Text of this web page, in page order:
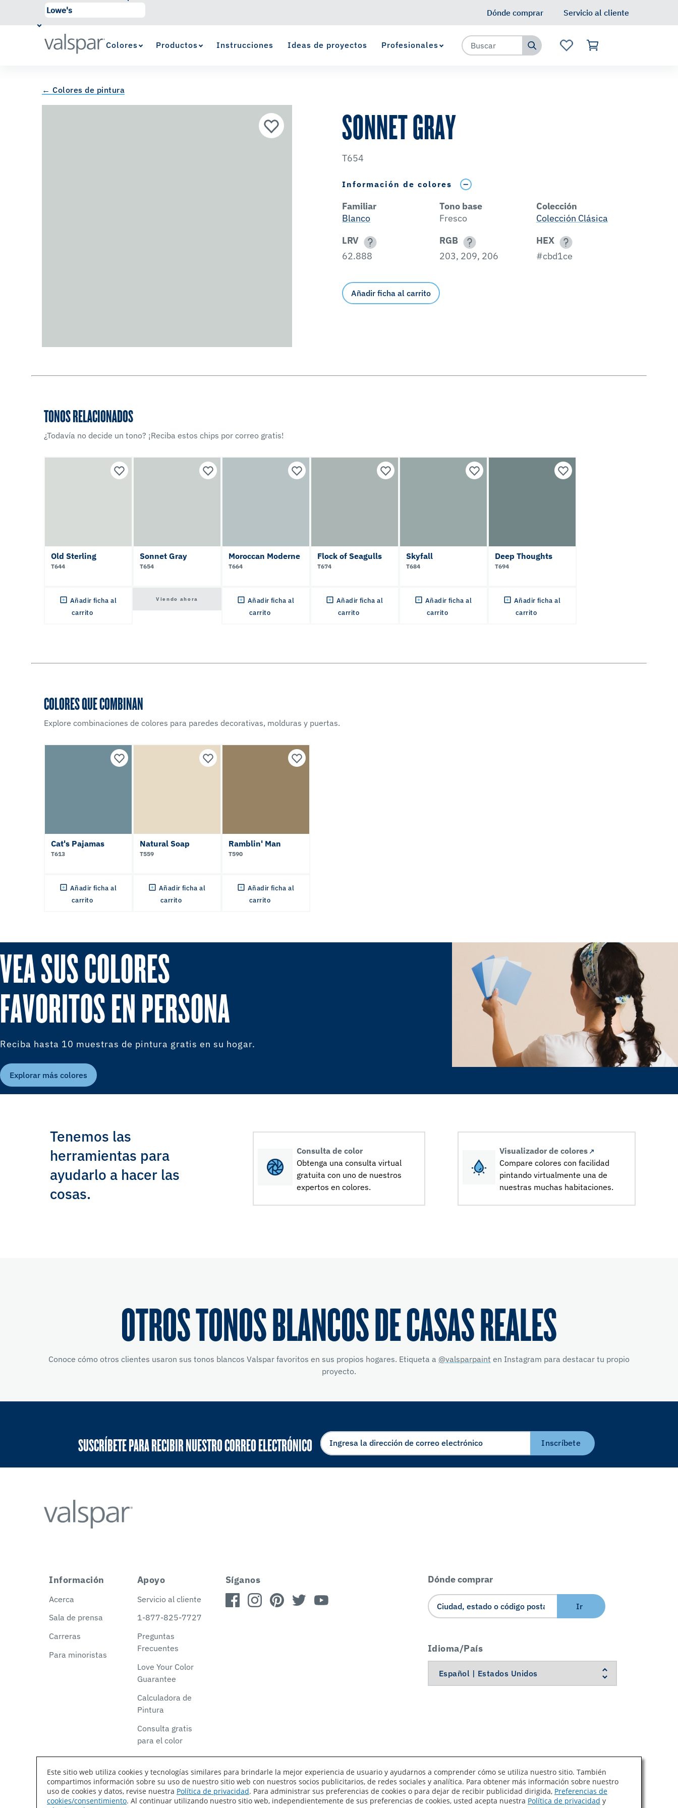
Dónde comprar
Servicio al cliente
Colores Productos Instrucciones Ideas de proyectos Profesionales
← Colores de pintura
SONNET GRAY
T654
Información de colores
Familiar
Blanco
Tono base
Fresco
Colección
Colección Clásica
LRV
62.888
RGB
203, 209, 206
HEX
#cbd1ce
Añadir ficha al carrito
TONOS RELACIONADOS
¿Todavía no decide un tono? ¡Reciba estos chips por correo gratis!
Old Sterling
T644
Añadir ficha al
carrito
Sonnet Gray
T654
Viendo ahora
Moroccan Moderne
T664
Añadir ficha al
carrito
Flock of Seagulls
T674
Añadir ficha al
carrito
Skyfall
T684
Añadir ficha al
carrito
Deep Thoughts
T694
Añadir ficha al
carrito
COLORES QUE COMBINAN
Explore combinaciones de colores para paredes decorativas, molduras y puertas.
Cat's Pajamas
T613
Añadir ficha al
carrito
Natural Soap
T559
Añadir ficha al
carrito
Ramblin' Man
T590
Añadir ficha al
carrito
VEA SUS COLORES
FAVORITOS EN PERSONA
Reciba hasta 10 muestras de pintura gratis en su hogar.
Explorar más colores
Tenemos las
herramientas para
ayudarlo a hacer las
cosas.
Consulta de color
Obtenga una consulta virtual
gratuita con uno de nuestros
expertos en colores.
Visualizador de colores
Compare colores con facilidad
pintando virtualmente una de
nuestras muchas habitaciones.
OTROS TONOS BLANCOS DE CASAS REALES
Conoce cómo otros clientes usaron sus tonos blancos Valspar favoritos en sus propios hogares. Etiqueta a @valsparpaint en Instagram para destacar tu propio
proyecto.
SUSCRÍBETE PARA RECIBIR NUESTRO CORREO ELECTRÓNICO Inscríbete
Información
Acerca
Sala de prensa
Carreras
Para minoristas
Apoyo
Servicio al cliente
1-877-825-7727
Preguntas
Frecuentes
Love Your Color
Guarantee
Calculadora de
Pintura
Consulta gratis
para el color
Síganos Dónde comprar
Ir
Idioma/País
Declaración de accesibilidad Mapa del sitio Términos de uso Privacidad Sus preferencias de privacidad
Ley de Cadenas de Suministro de California
Coil Coatings
Este sitio web utiliza cookies y tecnologías similares para brindarle la mejor experiencia de usuario y ayudarnos a comprender cómo se utiliza nuestro sitio. También
compartimos información sobre su uso de nuestro sitio web con nuestros socios publicitarios, de redes sociales y analítica. Para obtener más información sobre nuestro
uso de cookies y datos, revise nuestra Política de privacidad. Para administrar sus preferencias de cookies o para dejar de recibir publicidad dirigida, Preferencias de
cookies/consentimiento. Al continuar utilizando nuestro sitio web, independientemente de sus preferencias de cookies, usted acepta nuestra Política de privacidad y